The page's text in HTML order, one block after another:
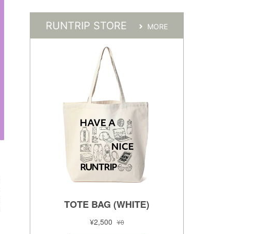
RUNTRIP STORE MORE